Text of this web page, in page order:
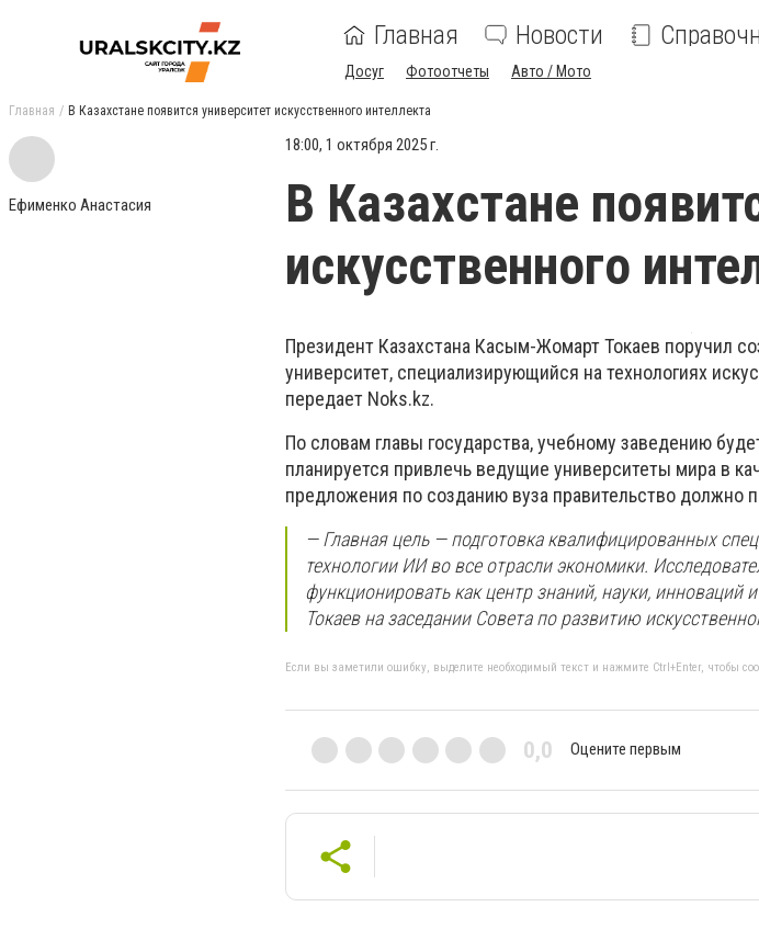
Главная Новости
Досуг Фотоотчеты Авто / Мото
Главная В Казахстане появится университет искусственного интеллекта
Ефименко Анастасия
18:00, 1 октября 2025 г.
В Казахстане
искусственного
Президент Казахстана Касым-Жомарт Токаев поручил
университет, специализирующийся на технологиях
передает Noks.kz.
По словам главы государства, учебному заведению
планируется привлечь ведущие университеты мира в
предложения по созданию вуза правительство должно
— Главная цель — подготовка квалифицированных
технологии ИИ во все отрасли экономики.
функционировать как центр знаний, науки,
Токаев на заседании Совета по развитию
Если вы заметили ошибку, выделите необходимый текст и нажмите Ctrl+Enter, чтобы
0,0 Оцените первым